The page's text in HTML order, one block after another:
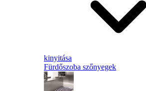
kinyitása
Fürdőszoba szőnyegek